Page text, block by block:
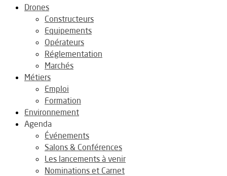
Drones
Constructeurs
Equipements
Opérateurs
Réglementation
Marchés
Métiers
Emploi
Formation
Environnement
Agenda
Événements
Salons & Conférences
Les lancements à venir
Nominations et Carnet